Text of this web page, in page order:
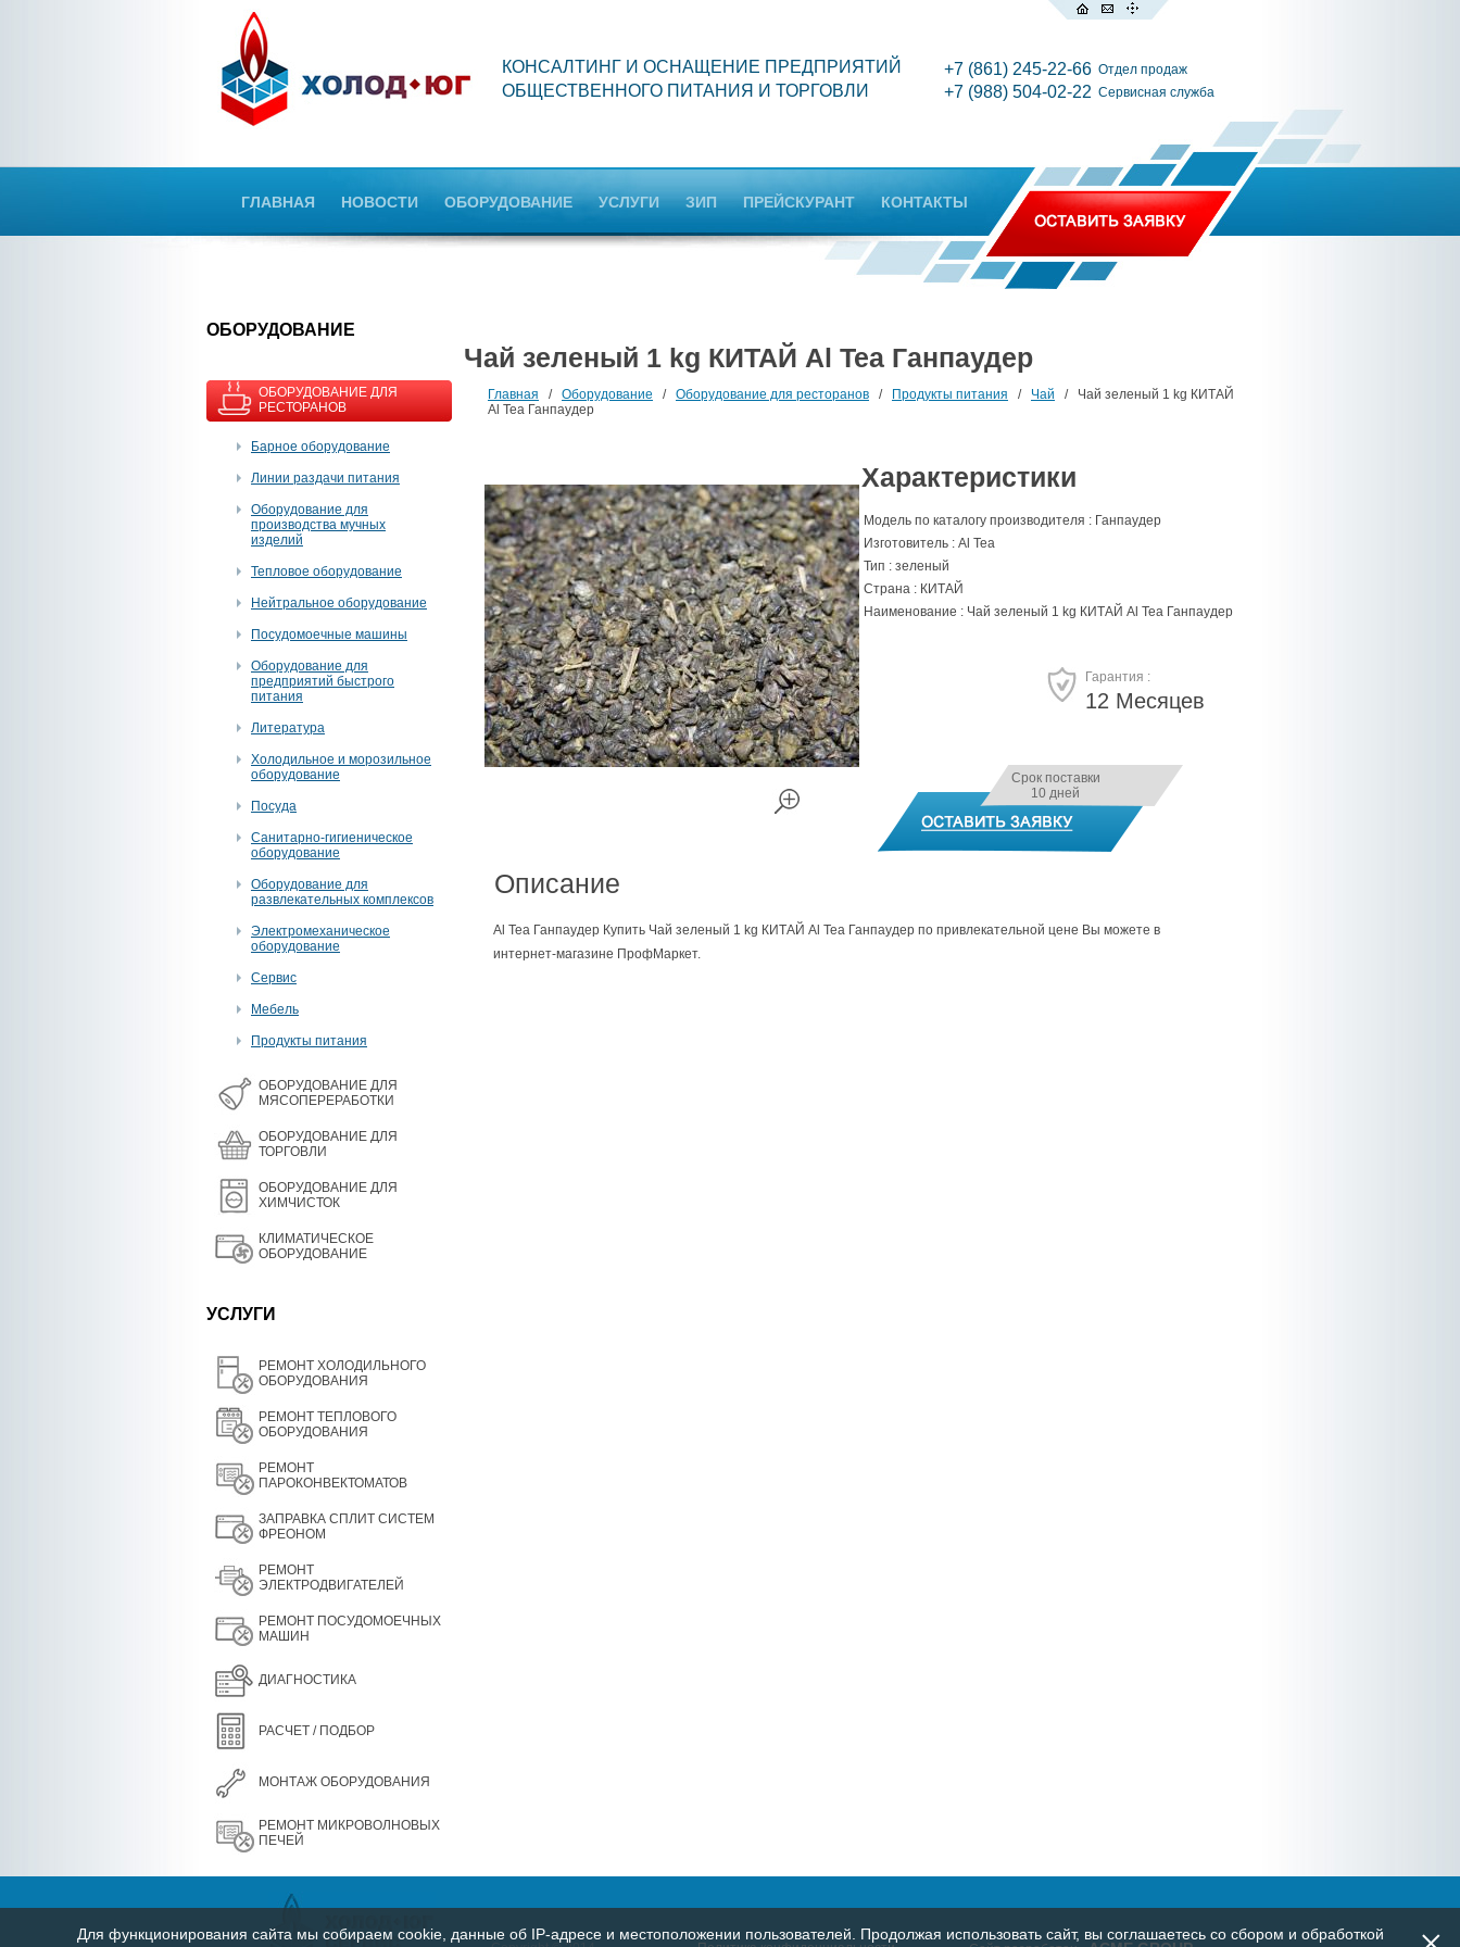
КОНСАЛТИНГ И ОСНАЩЕНИЕ ПРЕДПРИЯТИЙ
ОБЩЕСТВЕННОГО ПИТАНИЯ И ТОРГОВЛИ
+7 (861) 245-22-66 Отдел продаж
+7 (988) 504-02-22 Сервисная служба
ГЛАВНАЯ НОВОСТИ ОБОРУДОВАНИЕ УСЛУГИ ЗИП ПРЕЙСКУРАНТ КОНТАКТЫ
OБОРУДОВАНИЕ
ОБОРУДОВАНИЕ ДЛЯ
РЕСТОРАНОВ
Барное оборудование
Линии раздачи питания
Оборудование для
производства мучных
изделий
Тепловое оборудование
Нейтральное оборудование
Посудомоечные машины
Оборудование для
предприятий быстрого
питания
Литература
Холодильное и морозильное
оборудование
Посуда
Санитарно-гигиеническое
оборудование
Оборудование для
развлекательных комплексов
Электромеханическое
оборудование
Сервис
Мебель
Продукты питания
OБОРУДОВАНИЕ ДЛЯ
МЯСОПЕРЕРАБОТКИ
ОБОРУДОВАНИЕ ДЛЯ
ТОРГОВЛИ
ОБОРУДОВАНИЕ ДЛЯ
ХИМЧИСТОК
КЛИМАТИЧЕСКОЕ
ОБОРУДОВАНИЕ
УСЛУГИ
РЕМОНТ ХОЛОДИЛЬНОГО
ОБОРУДОВАНИЯ
РЕМОНТ ТЕПЛОВОГО
ОБОРУДОВАНИЯ
РЕМОНТ
ПАРОКОНВЕКТОМАТОВ
ЗАПРАВКА СПЛИТ СИСТЕМ
ФРЕОНОМ
РЕМОНТ
ЭЛЕКТРОДВИГАТЕЛЕЙ
РЕМОНТ ПОСУДОМОЕЧНЫХ
МАШИН
ДИАГНОСТИКА
РАСЧЕТ / ПОДБОР
МОНТАЖ ОБОРУДОВАНИЯ
РЕМОНТ МИКРОВОЛНОВЫХ
ПЕЧЕЙ
Чай зеленый 1 kg КИТАЙ Al Tea Ганпаудер
Главная / Оборудование / Оборудование для ресторанов / Продукты питания / Чай / Чай зеленый 1 kg КИТАЙ
Al Tea Ганпаудер
Характеристики
Модель по каталогу производителя : Ганпаудер
Изготовитель : Al Tea
Тип : зеленый
Страна : КИТАЙ
Наименование : Чай зеленый 1 kg КИТАЙ Al Tea Ганпаудер
Гарантия :
12 Месяцев
Срок поставки
10 дней
Описание
Al Tea Ганпаудер Купить Чай зеленый 1 kg КИТАЙ Al Tea Ганпаудер по привлекательной цене Вы можете в
интернет-магазине ПрофМаркет.
Для функционирования сайта мы собираем cookie, данные об IP-адресе и местоположении пользователей. Продолжая использовать сайт, вы соглашаетесь со сбором и обработкой